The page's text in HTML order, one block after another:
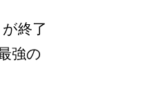
終了
強の